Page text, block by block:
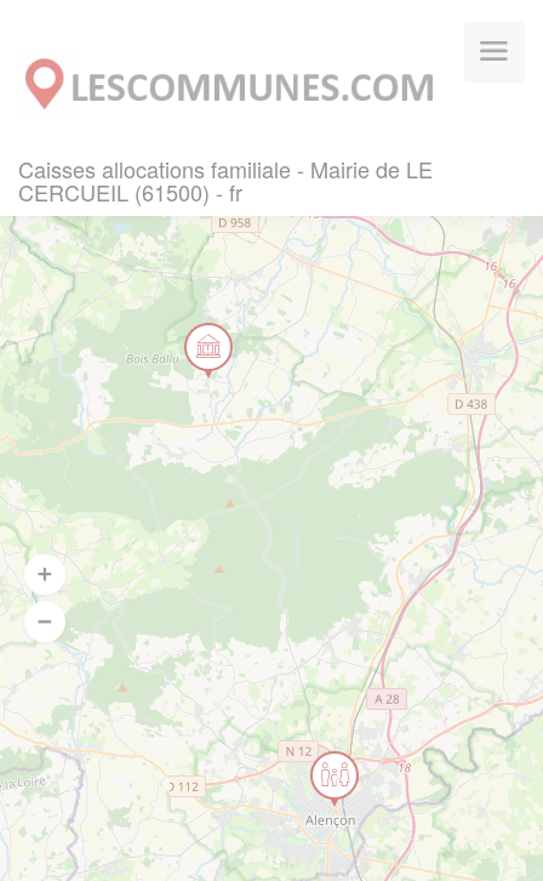
Caisses allocations familiale - Mairie de LE
CERCUEIL (61500) - fr